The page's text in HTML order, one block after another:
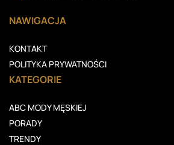
NAWIGACJA
KONTAKT
POLITYKA PRYWATNOŚCI
KATEGORIE
ABC MODY MĘSKIEJ
PORADY
TRENDY